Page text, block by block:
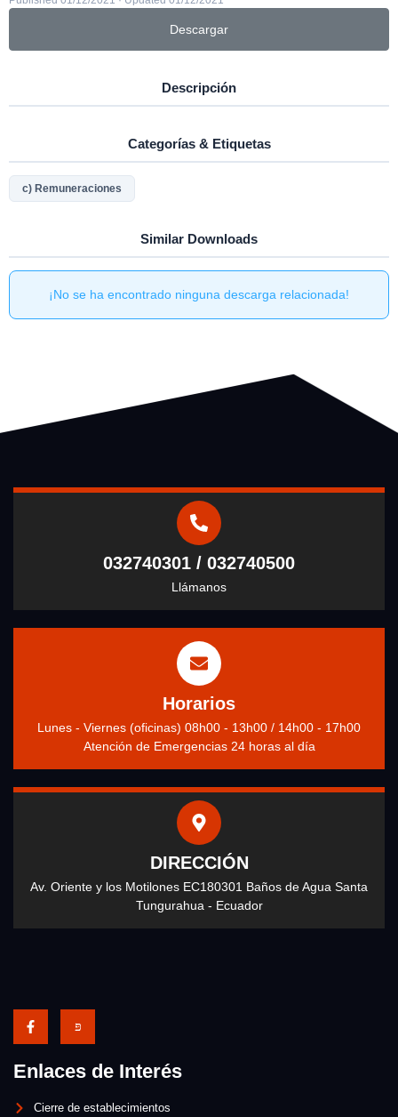
Descargar
Descripción
Categorías & Etiquetas
c) Remuneraciones
Similar Downloads
¡No se ha encontrado ninguna descarga relacionada!
032740301 / 032740500
Llámanos
Horarios
Lunes - Viernes (oficinas) 08h00 - 13h00 / 14h00 - 17h00
Atención de Emergencias 24 horas al día
DIRECCIÓN
Av. Oriente y los Motilones EC180301 Baños de Agua Santa
Tungurahua - Ecuador
Enlaces de Interés
Cierre de establecimientos